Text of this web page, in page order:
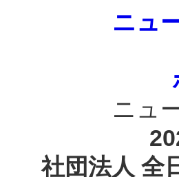
ニュ
ニュ
社団法人 全